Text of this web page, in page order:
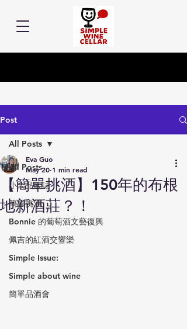
Post
All Posts
小余品飲誌
簡單挑酒
Bonnie 的葡萄酒文藝復興
佩吉的紅酒交響樂
Simple Issue:
Simple about wine
簡單品酒會
All Posts
【簡單挑酒】150年的布根
地新酒莊？！
Eva Guo
May 20 1 min read